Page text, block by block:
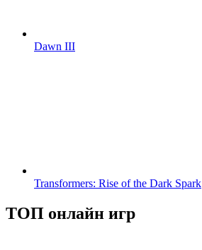
Dawn III
Transformers: Rise of the Dark Spark
ТОП онлайн игр